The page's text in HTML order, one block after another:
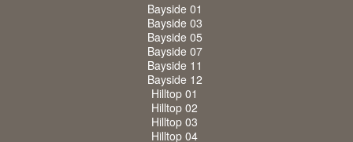
Bayside 01
Bayside 03
Bayside 05
Bayside 07
Bayside 11
Bayside 12
Hilltop 01
Hilltop 02
Hilltop 03
Hilltop 04